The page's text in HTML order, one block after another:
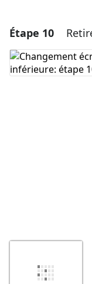
Ajouter un
Étape 10